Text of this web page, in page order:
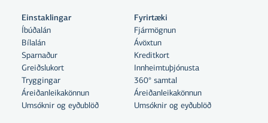
Einstaklingar
Íbúðalán
Bílalán
Sparnaður
Greiðslukort
Tryggingar
Áreiðanleikakönnun
Umsóknir og eyðublöð
Fyrirtæki
Fjármögnun
Ávöxtun
Kreditkort
Innheimtuþjónusta
360° samtal
Áreiðanleikakönnun
Umsóknir og eyðublöð